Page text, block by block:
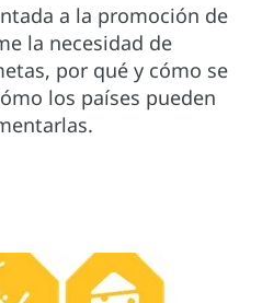
a la promoción de
la necesidad de
por qué y cómo se
los países pueden